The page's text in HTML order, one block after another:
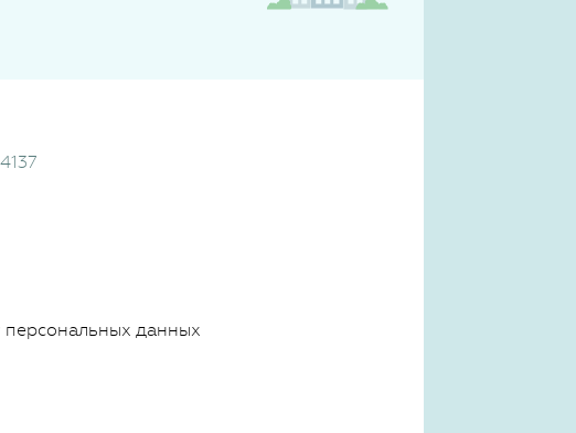
персональных данных